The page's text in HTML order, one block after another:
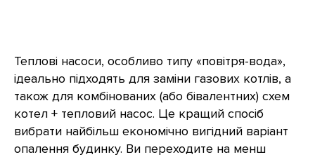
Теплові насоси, особливо типу «повітря-вода»,
ідеально підходять для заміни газових котлів, а
також для комбінованих (або бівалентних) схем
котел + тепловий насос. Це кращий спосіб
вибрати найбільш економічно вигідний варіант
опалення будинку. Ви переходите на менш